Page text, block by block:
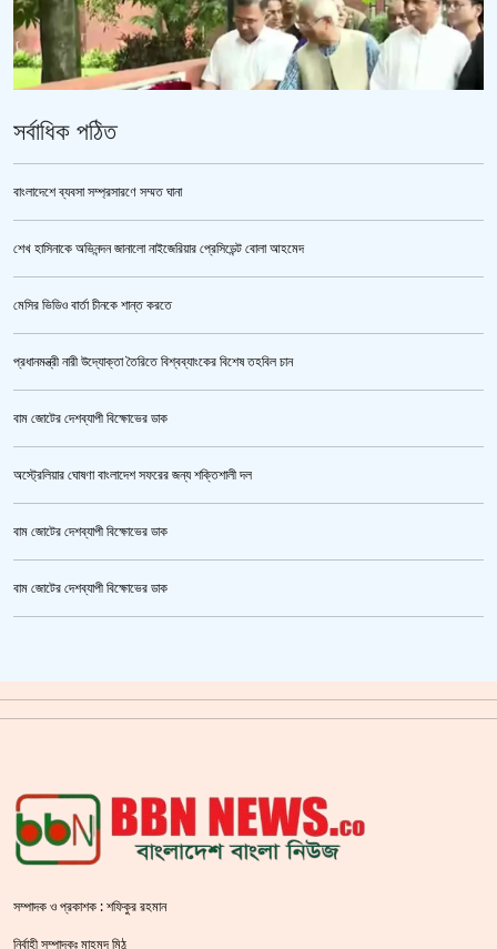
‘জুলাই গণঅভ্যুত্থান স্মৃতি জাদুঘর’ উদ্বোধন করলেন প্রধানমন্ত্রী
সর্বাধিক পঠিত
বাংলাদেশে ব্যবসা সম্প্রসারণে সম্মত ঘানা
শেখ হাসিনাকে অভিনন্দন জানালো নাইজেরিয়ার প্রেসিডেন্ট বোলা আহমেদ
মেসির ভিডিও বার্তা চীনকে শান্ত করতে
প্রধানমন্ত্রী নারী উদ্যোক্তা তৈরিতে বিশ্বব্যাংকের বিশেষ তহবিল চান
বাম জোটের দেশব্যাপী বিক্ষোভের ডাক
অস্ট্রেলিয়ার ঘোষণা বাংলাদেশ সফরের জন্য শক্তিশালী দল
বাম জোটের দেশব্যাপী বিক্ষোভের ডাক
বাম জোটের দেশব্যাপী বিক্ষোভের ডাক
গাজীপুর মহাসড়ক অবরোধ,সিটি করপোরেশনের গাড়ি চাপায় শ্রমিক নিহত
জাল ভিসায় ইউরোপে মানুষ পাঠানোর অভিযোগে,শাহজালাল থেকে গ্রেপ্তার পাঁচজন
‘শ্লীলতাহানির সত্যতা’ মিলেছে শিক্ষক মুরাদের বিরুদ্ধে
সম্পাদক ও প্রকাশক : শফিকুর রহমান
নির্বাহী সম্পাদকঃ মাহমুদ মিঠু